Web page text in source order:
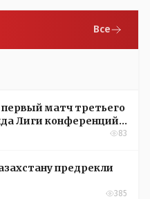
Все
матч третьего
Лиги конференций
83
предрекли
385